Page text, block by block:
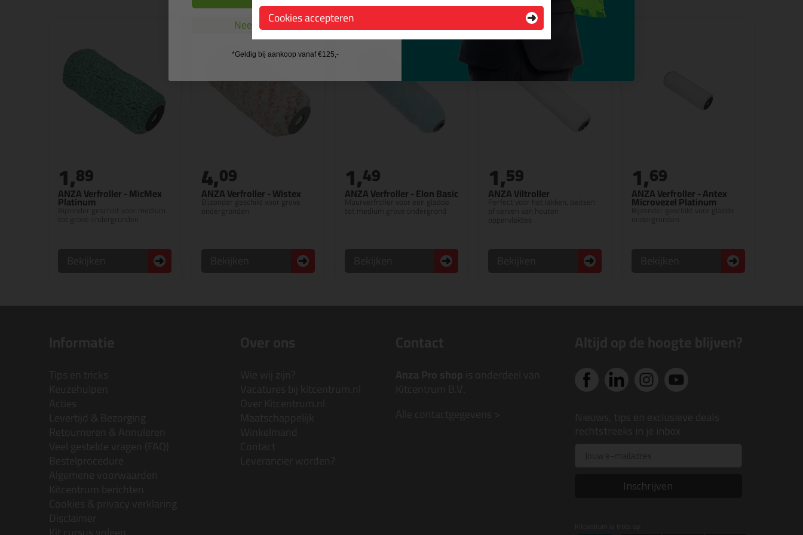
ANZA Verfroller - MicMex
Platinum
Bijzonder geschikt voor medium
1,89
ANZA Verfroller - Wistex
Bijzonder geschikt voor grove
4,09
ANZA Verfroller - Elon Basic
Muurverfroller voor een gladde
1,49
ANZA Viltroller
Perfect voor het lakken, beitsen
1,59
ANZA Verfroller - Antex
Microvezel Platinum
Bijzonder geschikt voor gladde
1,69
Inschrijven
Cookies accepteren
Nee, ik wil geen cadeau
*Geldig bij aankoop vanaf €125,-